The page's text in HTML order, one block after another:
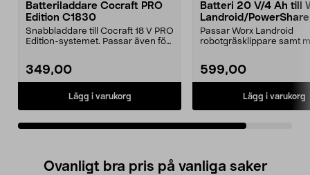
Batteriladdare Cocraft PRO
Edition C1830
Snabbladdare till Cocraft 18 V PRO
Edition-systemet. Passar även för
349,00
Lägg i varukorg
Batteri 20 V/4 Ah till
Landroid/
ft PRO Edition
Passar Worx Landroid
robotgräsklippare samt
599,00
Lägg i varukorg
Ovanligt bra pris på vanliga saker